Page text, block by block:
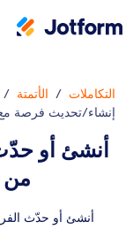
التكاملات / الأتمتة /
إنشاء/تحديث فرصة
من